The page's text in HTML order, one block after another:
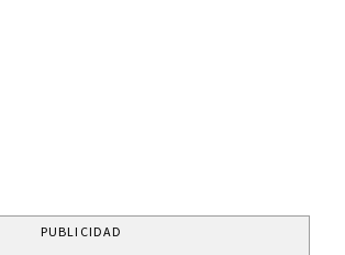
PUBLICIDAD